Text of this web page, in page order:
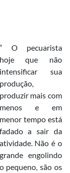
“ O pecuarista
hoje que não
intensificar sua
produção,
produzir mais com
e em
menor tempo está
fadado a sair da
atividade. Não é o
engolindo
o pequeno, são os